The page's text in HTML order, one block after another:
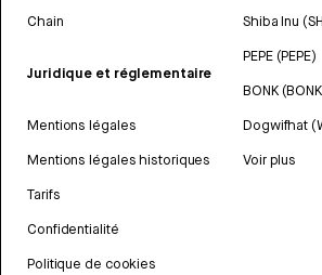
Chain
Juridique et réglementaire
Mentions légales
Mentions légales historiques
Tarifs
Confidentialité
Politique de cookies
Shiba Inu
PEPE (PEPE)
BONK
Dogwifhat
Voir plus